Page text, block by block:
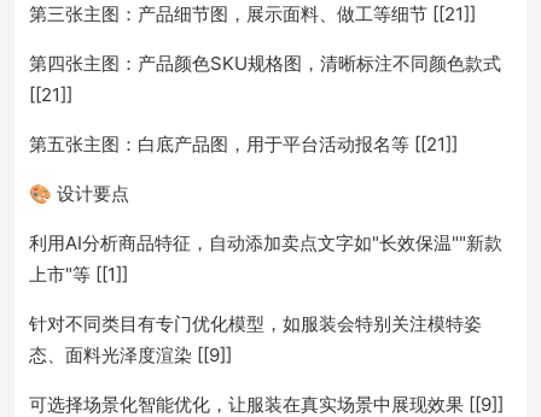
第三张主图：产品细节图，展示面料、做工等细节 [[21]]
第四张主图：产品颜色SKU规格图，清晰标注不同颜色款式
[[21]]
第五张主图：白底产品图，用于平台活动报名等 [[21]]
🎨 设计要点
利用AI分析商品特征，自动添加卖点文字如"长效保温""新款
上市"等 [[1]]
针对不同类目有专门优化模型，如服装会特别关注模特姿
态、面料光泽度渲染 [[9]]
可选择场景化智能优化，让服装在真实场景中展现效果 [[9]]